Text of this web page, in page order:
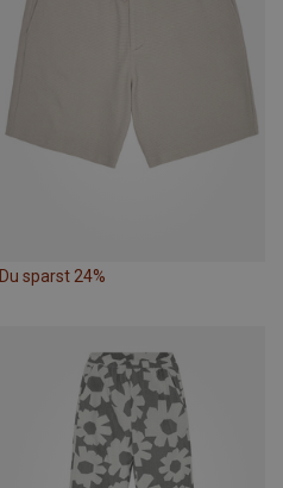
Du sparst 24%